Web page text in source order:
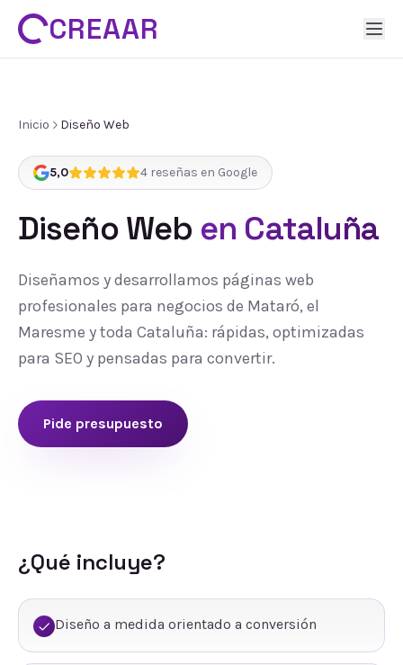
CREAAR
Inicio Diseño Web
5,0 4 reseñas en Google
Diseño Web en Cataluña
Diseñamos y desarrollamos páginas web
profesionales para negocios de Mataró, el
Maresme y toda Cataluña: rápidas, optimizadas
para SEO y pensadas para convertir.
Pide presupuesto
¿Qué incluye?
Diseño a medida orientado a conversión